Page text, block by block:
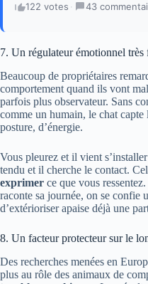
122 votes · 43
7. Un régulateur émotionnel très
Beaucoup de propriétaires
comportement quand ils vont
parfois plus observateur. Sans
comme un humain, le chat
posture, d’énergie.
Vous pleurez et il vient
tendu et il cherche le contact.
exprimer ce que vous
raconte sa journée, on se confie
d’extérioriser apaise déjà une
8. Un facteur protecteur sur le
Des recherches menées en
plus au rôle des animaux de